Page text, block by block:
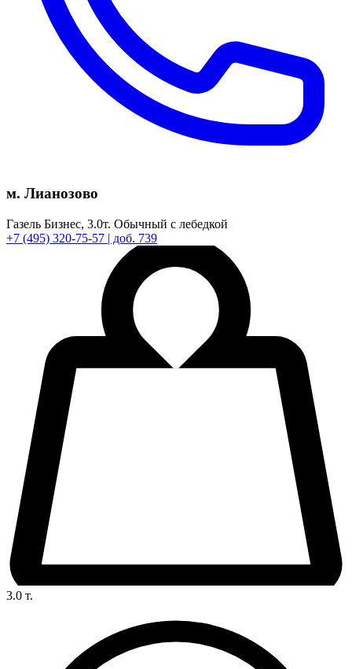
м. Лианозово
Газель Бизнес, 3.0т. Обычный с лебедкой
+7 (495) 320-75-57 | доб. 739
3.0 т.